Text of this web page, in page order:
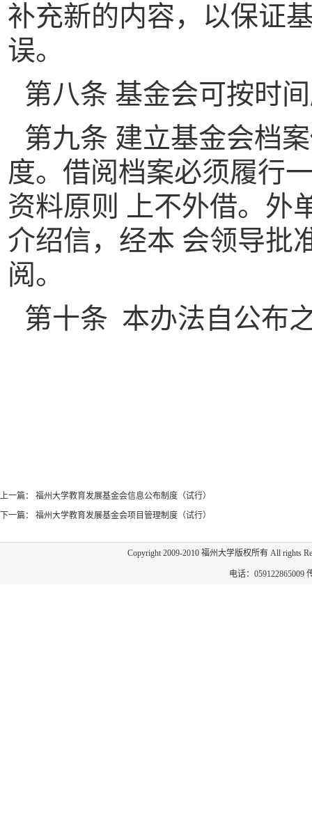
补充新的内容，以保证
误。
第八条 基金会可按时
第九条 建立基金会档
度。 借阅档案必须履行
资料原则 上不外借。 外
介绍信， 经本 会领导批
阅。
第十条 本办法自公布
上一篇：
福州大学教育发展基金会信息公布制度（试行）
下一篇：
福州大学教育发展基金会项目管理制度（试行）
Copyright 2009-2010 福州大学版权所有 All rights
电话：059122865009